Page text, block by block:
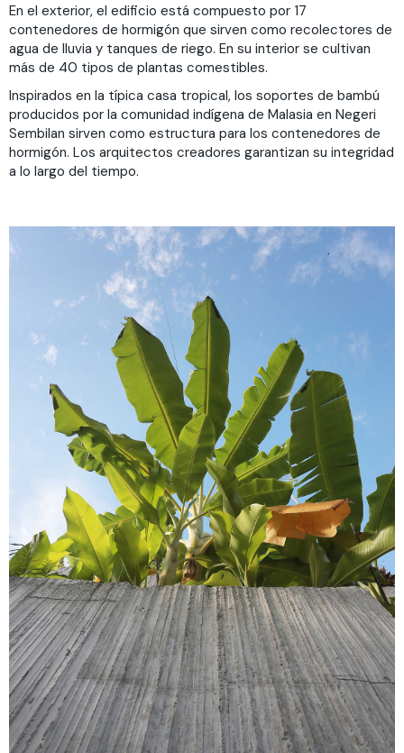
En el exterior, el edificio está compuesto por 17
contenedores de hormigón que sirven como recolectores de
agua de lluvia y tanques de riego. En su interior se cultivan
más de 40 tipos de plantas comestibles.
Inspirados en la típica casa tropical, los soportes de bambú
producidos por la comunidad indígena de Malasia en Negeri
Sembilan sirven como estructura para los contenedores de
hormigón. Los arquitectos creadores garantizan su integridad
a lo largo del tiempo.